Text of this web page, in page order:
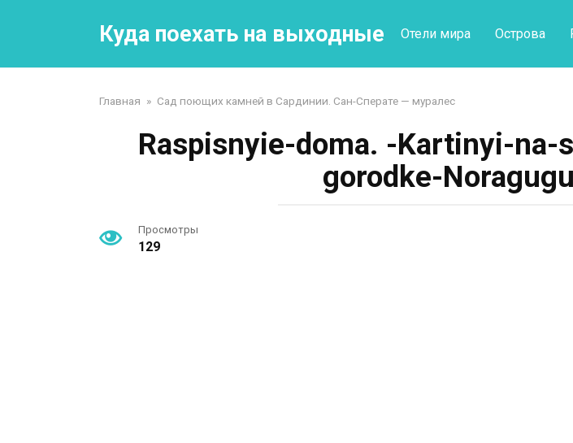
Куда поехать на выходные Отели мира Острова
Главная » Сад поющих камней в Сардинии. Сан-Сперате — муралес
Raspisnyie-doma. -Kartinyi-
gorodke-
Просмотры
129